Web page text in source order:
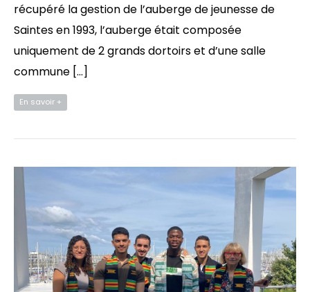
récupéré la gestion de l’auberge de jeunesse de
Saintes en 1993, l’auberge était composée
uniquement de 2 grands dortoirs et d’une salle
commune […]
En savoir +